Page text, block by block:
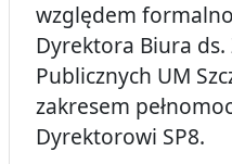
względem
Dyrektora Biura
Publicznych UM
zakresem
Dyrektorowi SP8.